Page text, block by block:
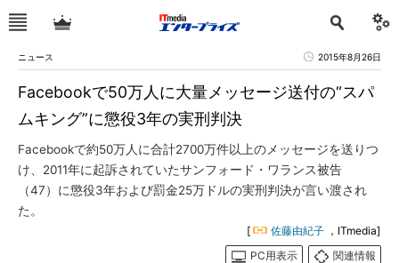
ニュース 2015年8月26日
Facebookで50万人に大量メッセージ送付の“スパ
ムキング”に懲役3年の実刑判決
Facebookで約50万人に合計2700万件以上のメッセージを送りつ
け、2011年に起訴されていたサンフォード・ワランス被告
（47）に懲役3年および罰金25万ドルの実刑判決が言い渡され
た。
[ 佐藤由紀子 ，ITmedia]
PC用表示
関連情報